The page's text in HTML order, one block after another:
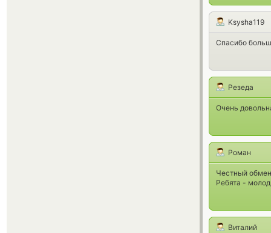
Ksysha119
Спасибо
Резеда
Очень
Роман
Честный
Ребята -
Виталий